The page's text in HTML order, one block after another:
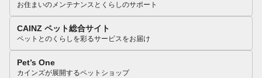
お住まいのメンテナンスとくらしのサポート
CAINZ ペット総合サイト
ペットとのくらしを彩るサービスをお届け
Pet’s One
カインズが展開するペットショップ